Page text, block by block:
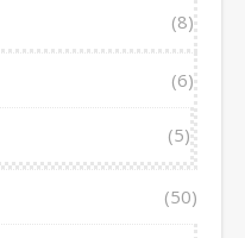
(8)
(6)
(5)
(50)